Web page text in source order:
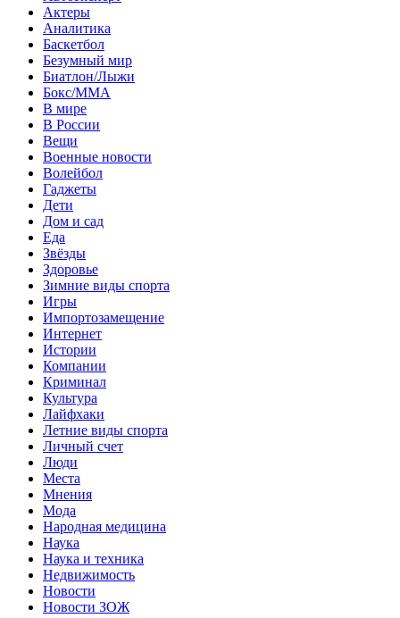
Актеры
Аналитика
Баскетбол
Безумный мир
Биатлон/Лыжи
Бокс/MMA
В мире
В России
Вещи
Военные новости
Волейбол
Гаджеты
Дети
Дом и сад
Еда
Звёзды
Здоровье
Зимние виды спорта
Игры
Импортозамещение
Интернет
Истории
Компании
Криминал
Культура
Лайфхаки
Летние виды спорта
Личный счет
Люди
Места
Мнения
Мода
Народная медицина
Наука
Наука и техника
Недвижимость
Новости
Новости ЗОЖ